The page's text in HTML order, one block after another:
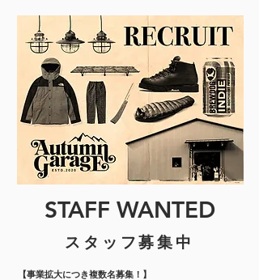
STAFF WANTED
スタッフ募集中
【事業拡大につき複数名募集！】